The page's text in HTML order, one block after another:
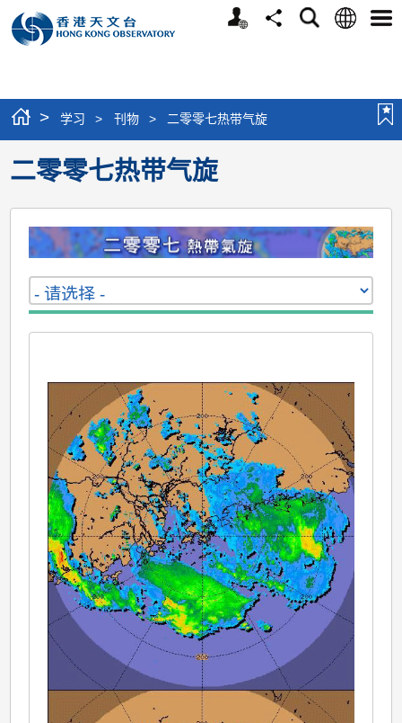
个
分
搜
语
选
> 学习 > 刊物 > 二零零七热带气旋
二零零七热带气旋